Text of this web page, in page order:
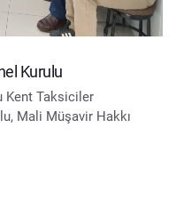
Kurulu
Kent Taksiciler
Mali Müşavir Hakkı